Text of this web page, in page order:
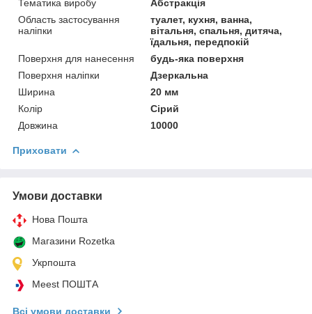
Тематика виробу
Абстракція
Область застосування
наліпки
туалет, кухня, ванна,
вітальня, спальня, дитяча,
їдальня, передпокій
Поверхня для нанесення
будь-яка поверхня
Поверхня наліпки
Дзеркальна
Ширина
20 мм
Колір
Сірий
Довжина
10000
Приховати
Умови доставки
Нова Пошта
Магазини Rozetka
Укрпошта
Meest ПОШТА
Всі умови доставки